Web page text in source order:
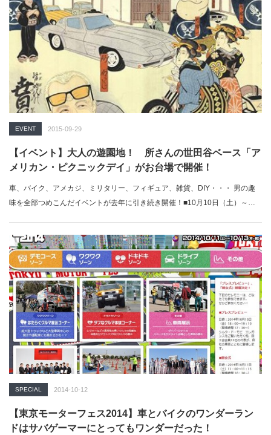
EVENT 2015-09-29
【イベント】大人の遊園地！ 所さんの世田谷ベース「ア
メリカン・ピクニックデイ」がお台場で開催！
車、バイク、アメカジ、ミリタリー、フィギュア、雑貨、DIY・・・ 男の趣
味を全部つめこんだイベントが去年に引き続き開催！■10月10日（土）～…
SPECIAL 2014-10-12
【東京モーターフェス2014】車とバイクのワンダーラン
ドはサバゲーマーにとってもワンダーだった！